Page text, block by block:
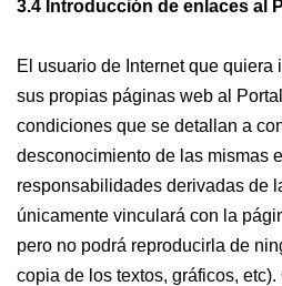
3.4 Introducción de enlaces al
El usuario de Internet que
sus propias páginas web al
condiciones que se detallan a
desconocimiento de las mismas
responsabilidades derivadas de
únicamente vinculará con la
pero no podrá reproducirla de
copia de los textos, gráficos,